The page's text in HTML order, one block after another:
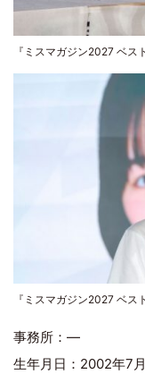
『ミスマガジン2027 ベス
『ミスマガジン2027 ベス
事務所：―
生年月日：2002年7